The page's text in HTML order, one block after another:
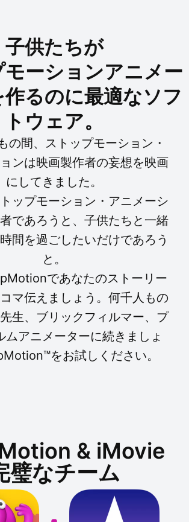
子供たちが
ーションアニメー
るのに最適なソフ
トウェア。
の間、ストップモーション・
ンは映画製作者の妄想を映画
にしてきました。
ップモーション・アニメーシ
であろうと、子供たちと一緒
間を過ごしたいだけであろう
と。
であなたのストーリー
マ伝えましょう。何千人もの
生、ブリックフィルマー、プ
ムアニメーターに続きましょ
をお試しください。
& iMovie
璧なチーム